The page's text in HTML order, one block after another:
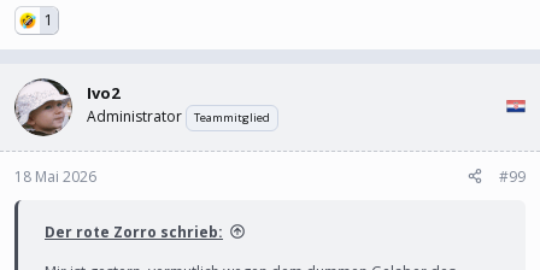
1
Ivo2
Administrator Teammitglied
18 Mai 2026 #99
Der rote Zorro schrieb: